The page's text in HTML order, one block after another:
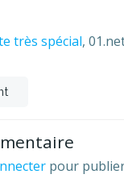
très spécial,
pour